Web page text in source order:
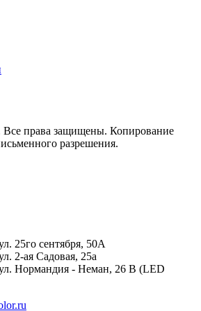
права защищены. Копирование
разрешения.
25го сентября, 50А
2-ая Садовая, 25а
Нормандия - Неман, 26 В (LED